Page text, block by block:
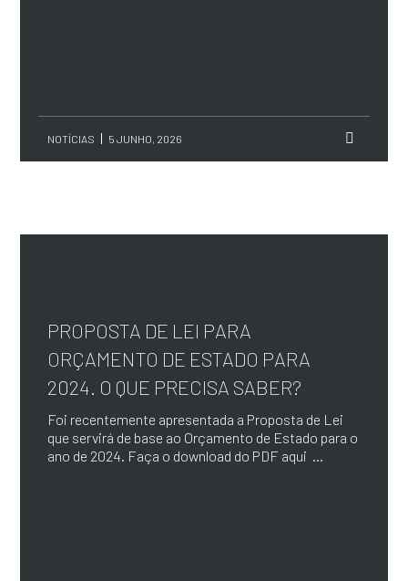
NOTÍCIAS 5 JUNHO, 2026
PROPOSTA DE LEI PARA
ORÇAMENTO DE ESTADO PARA
2024. O QUE PRECISA SABER?
Foi recentemente apresentada a Proposta de Lei
que servirá de base ao Orçamento de Estado para o
ano de 2024. Faça o download do PDF aqui ...